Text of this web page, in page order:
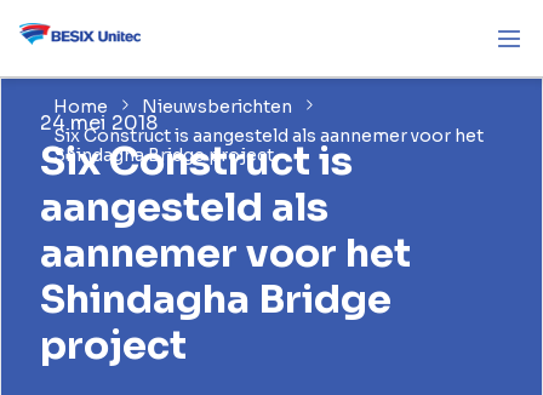
Home
Nieuwsberichten
Six Construct is aangesteld als aannemer voor het
Shindagha Bridge project
24 mei 2018
Six Construct is
aangesteld als
aannemer voor het
Shindagha Bridge
project